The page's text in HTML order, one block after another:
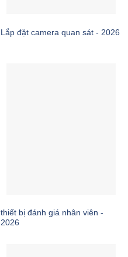
Lắp đặt camera quan sát - 2026
thiết bị đánh giá nhân viên -
2026